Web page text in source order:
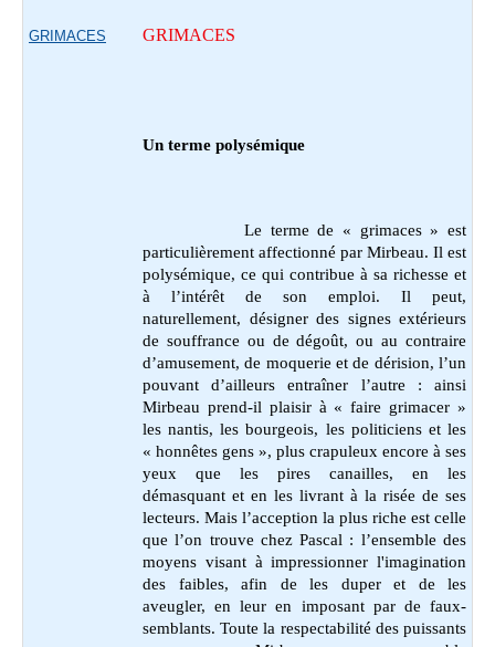
GRIMACES GRIMACES
Un terme polysémique
Le terme de « grimaces » est
particulièrement affectionné par Mirbeau. Il est
polysémique, ce qui contribue à sa richesse et
à l’intérêt de son emploi. Il peut,
naturellement, désigner des signes extérieurs
de souffrance ou de dégoût, ou au contraire
d’amusement, de moquerie et de dérision, l’un
pouvant d’ailleurs entraîner l’autre : ainsi
Mirbeau prend-il plaisir à « faire grimacer »
les nantis, les bourgeois, les politiciens et les
« honnêtes gens », plus crapuleux encore à ses
yeux que les pires canailles, en les
démasquant et en les livrant à la risée de ses
lecteurs. Mais l’acception la plus riche est celle
que l’on trouve chez Pascal : l’ensemble des
moyens visant à impressionner l'imagination
des faibles, afin de les duper et de les
aveugler, en leur en imposant par de faux-
semblants. Toute la respectabilité des puissants